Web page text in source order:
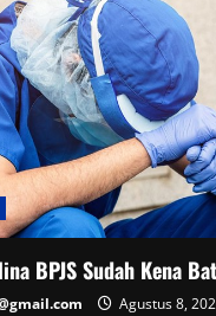
BPJS Sudah Kena
Agustus 8,